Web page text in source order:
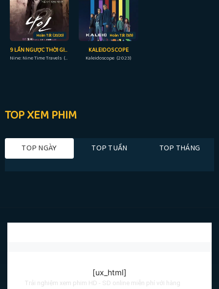
Hoàn Tất (20/20)
9 LẦN NGƯỢC THỜI GIAN
Nine: Nine Time Travels (2013)
Hoàn Tất (9/9)
KALEIDOSCOPE
Kaleidoscope (2023)
TOP XEM PHIM
TOP NGÀY TOP TUẦN TOP THÁNG